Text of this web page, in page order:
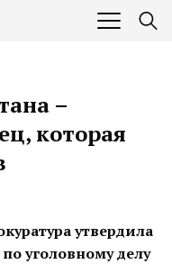
–
которая
утвердила
уголовному делу